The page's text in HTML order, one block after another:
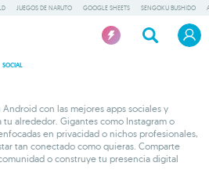
JUEGOS DE NARUTO GOOGLE SHEETS SENGOKU BUSHIDO
SOCIAL
con las mejores apps sociales y
alrededor. Gigantes como Instagram o
en privacidad o nichos profesionales,
tan conectado como quieras. Comparte
o construye tu presencia digital